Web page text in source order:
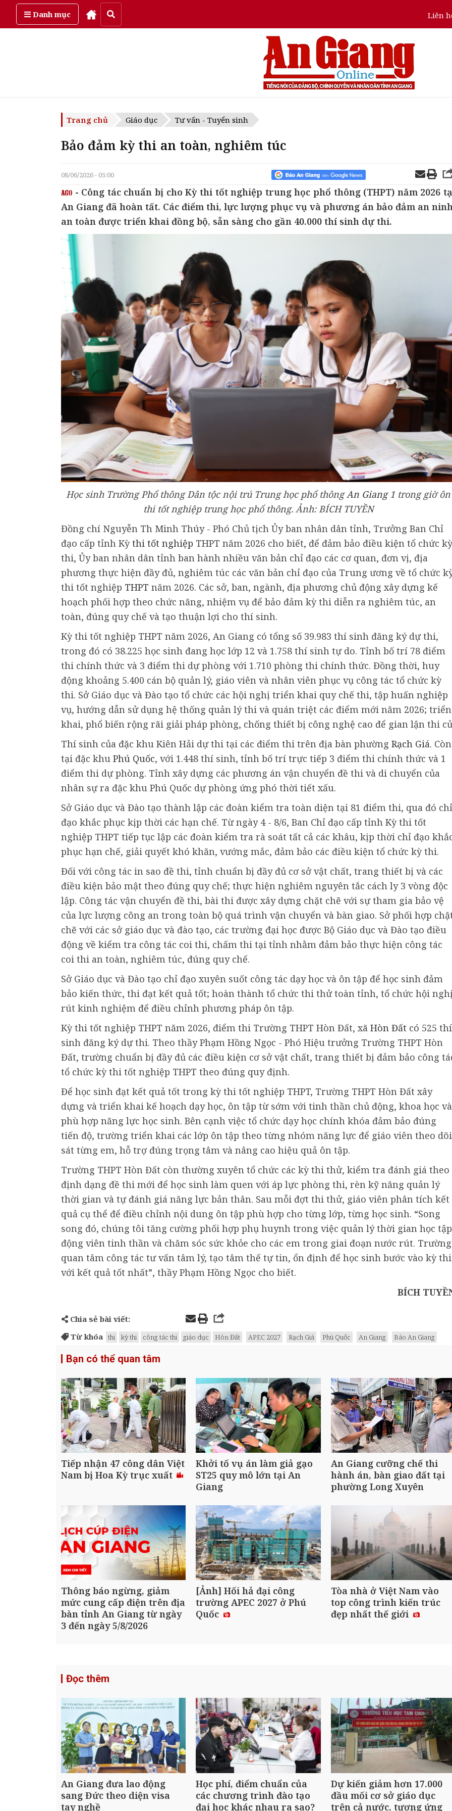
Danh mục Liên
Thứ sáu, ngày 7/08/2026
Trang chủ Giáo dục Tư vấn - Tuyển sinh
Bảo đảm kỳ thi an toàn, nghiêm túc
08/06/2026 - 05:00
- Công tác chuẩn bị cho Kỳ thi tốt nghiệp trung học phổ thông (THPT) năm 2026
An Giang đã hoàn tất. Các điểm thi, lực lượng phục vụ và phương án bảo đảm an
an toàn được triển khai đồng bộ, sẵn sàng cho gần 40.000 thí sinh dự thi.
Học sinh Trường Phổ thông Dân tộc nội trú Trung học phổ thôngAn Giang1 trong giờ ôn
thi tốt nghiệp trung học phổ thông. Ảnh: BÍCH TUYỀN
Đồng chí Nguyễn Th Minh Thúy - Phó Chủ tịch Ủy ban nhân dân tỉnh, Trưởng Ban Chỉ
đạo cấp tỉnh Kỳ thi tốt nghiệp THPT năm 2026 cho biết, để đảm bảo điều kiện tổ chức kỳ
thi, Ủy ban nhân dân tỉnh ban hành nhiều văn bản chỉ đạo các cơ quan, đơn vị, địa
phương thực hiện đầy đủ, nghiêm túc các văn bản chỉ đạo của Trung ương về tổ chức
thi tốt nghiệp THPT năm 2026. Các sở, ban, ngành, địa phương chủ động xây dựng kế
hoạch phối hợp theo chức năng, nhiệm vụ để bảo đảm kỳ thi diễn ra nghiêm túc, an
toàn, đúng quy chế và tạo thuận lợi cho thí sinh.
Kỳ thi tốt nghiệp THPT năm 2026, An Giang có tổng số 39.983 thí sinh đăng ký dự thi,
trong đó có 38.225 học sinh đang học lớp 12 và 1.758 thí sinh tự do. Tỉnh bố trí 78 điểm
thi chính thức và 3 điểm thi dự phòng với 1.710 phòng thi chính thức. Đồng thời, huy
động khoảng 5.400 cán bộ quản lý, giáo viên và nhân viên phục vụ công tác tổ chức kỳ
thi. Sở Giáo dục và Đào tạo tổ chức các hội nghị triển khai quy chế thi, tập huấn nghiệp
vụ, hướng dẫn sử dụng hệ thống quản lý thi và quán triệt các điểm mới năm 2026; triển
khai, phổ biến rộng rãi giải pháp phòng, chống thiết bị công nghệ cao để gian lận thi
Thí sinh của đặc khu Kiên Hải dự thi tại các điểm thi trên địa bàn phường Rạch Giá. Còn
tại đặc khu Phú Quốc, với 1.448 thí sinh, tỉnh bố trí trực tiếp 3 điểm thi chính thức và 1
điểm thi dự phòng. Tỉnh xây dựng các phương án vận chuyển đề thi và di chuyển của
nhân sự ra đặc khu Phú Quốc dự phòng ứng phó thời tiết xấu.
Sở Giáo dục và Đào tạo thành lập các đoàn kiểm tra toàn diện tại 81 điểm thi, qua đó chỉ
đạo khắc phục kịp thời các hạn chế. Từ ngày 4 - 8/6, Ban Chỉ đạo cấp tỉnh Kỳ thi tốt
nghiệp THPT tiếp tục lập các đoàn kiểm tra rà soát tất cả các khâu, kịp thời chỉ đạo
phục hạn chế, giải quyết khó khăn, vướng mắc, đảm bảo các điều kiện tổ chức kỳ thi.
Đối với công tác in sao đề thi, tỉnh chuẩn bị đầy đủ cơ sở vật chất, trang thiết bị và các
điều kiện bảo mật theo đúng quy chế; thực hiện nghiêm nguyên tắc cách ly 3 vòng độc
lập. Công tác vận chuyển đề thi, bài thi được xây dựng chặt chẽ với sự tham gia bảo vệ
của lực lượng công an trong toàn bộ quá trình vận chuyển và bàn giao. Sở phối hợp
chẽ với các sở giáo dục và đào tạo, các trường đại học được Bộ Giáo dục và Đào tạo điều
động về kiểm tra công tác coi thi, chấm thi tại tỉnh nhằm đảm bảo thực hiện công tác
coi thi an toàn, nghiêm túc, đúng quy chế.
Sở Giáo dục và Đào tạo chỉ đạo xuyên suốt công tác dạy học và ôn tập để học sinh đảm
bảo kiến thức, thi đạt kết quả tốt; hoàn thành tổ chức thi thử toàn tỉnh, tổ chức hội
rút kinh nghiệm để điều chỉnh phương pháp ôn tập.
Kỳ thi tốt nghiệp THPT năm 2026, điểm thi Trường THPT Hòn Đất, xã Hòn Đất có 525 thí
sinh đăng ký dự thi. Theo thầy Phạm Hồng Ngọc - Phó Hiệu trưởng Trường THPT Hòn
Đất, trường chuẩn bị đầy đủ các điều kiện cơ sở vật chất, trang thiết bị đảm bảo công
tổ chức kỳ thi tốt nghiệp THPT theo đúng quy định.
Để học sinh đạt kết quả tốt trong kỳ thi tốt nghiệp THPT, Trường THPT Hòn Đất xây
dựng và triển khai kế hoạch dạy học, ôn tập từ sớm với tinh thần chủ động, khoa học và
phù hợp năng lực học sinh. Bên cạnh việc tổ chức dạy học chính khóa đảm bảo đúng
tiến độ, trường triển khai các lớp ôn tập theo từng nhóm năng lực để giáo viên theo dõi
sát từng em, hỗ trợ đúng trọng tâm và nâng cao hiệu quả ôn tập.
Trường THPT Hòn Đất còn thường xuyên tổ chức các kỳ thi thử, kiểm tra đánh giá theo
định dạng đề thi mới để học sinh làm quen với áp lực phòng thi, rèn kỹ năng quản lý
thời gian và tự đánh giá năng lực bản thân. Sau mỗi đợt thi thử, giáo viên phân tích kết
quả cụ thể để điều chỉnh nội dung ôn tập phù hợp cho từng lớp, từng học sinh. “Song
song đó, chúng tôi tăng cường phối hợp phụ huynh trong việc quản lý thời gian học
động viên tinh thần và chăm sóc sức khỏe cho các em trong giai đoạn nước rút. Trường
quan tâm công tác tư vấn tâm lý, tạo tâm thế tự tin, ổn định để học sinh bước vào kỳ thi
với kết quả tốt nhất”, thầy Phạm Hồng Ngọc cho biết.
BÍCH
Chia sẻ bài viết:
Từ khóa
thi kỳ thi công tác thi giáo dục Hòn Đất APEC 2027 Rạch Giá Phú Quốc An Giang Báo An Giang
Bạn có thể quan tâm
Tiếp nhận 47 công dân Việt
Nam bị Hoa Kỳ trục xuất
Khởi tố vụ án làm giả gạo
ST25 quy mô lớn tại An
Giang
An Giang cưỡng chế thi
hành án, bàn giao đất tại
phường Long Xuyên
Thông báo ngừng, giảm
mức cung cấp điện trên địa
bàn tỉnh An Giang từ ngày
3 đến ngày 5/8/2026
[Ảnh] Hối hả đại công
trường APEC 2027 ở Phú
Quốc
Tòa nhà ở Việt Nam vào
top công trình kiến trúc
đẹp nhất thế giới
Đọc thêm
An Giang đưa lao động
sang Đức theo diện visa
tay nghề
Học phí, điểm chuẩn của
các chương trình đào tạo
đại học khác nhau ra sao?
Dự kiến giảm hơn 17.000
đầu mối cơ sở giáo dục
trên cả nước, tương ứng